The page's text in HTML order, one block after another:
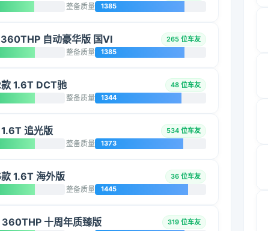
整备质量 1385
自动豪华版 国VI 265 位车友
整备质量 1385
1.6T DCT驰 48 位车友
整备质量 1344
追光版 534 位车友
整备质量 1373
1.6T 海外版 36 位车友
整备质量 1445
十周年质臻版 319 位车友